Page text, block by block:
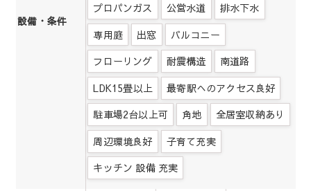
設備・条件
プロパンガス
公営水道
排水下水
専用庭
出窓
バルコニー
フローリング
耐震構造
南道路
LDK15畳以上
最寄駅へのアクセス良好
駐車場2台以上可
角地
全居室収納あり
周辺環境良好
子育て充実
キッチン 設備 充実